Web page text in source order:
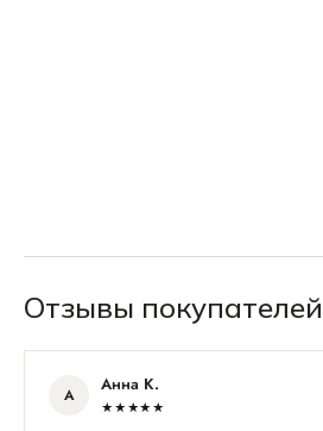
Отзывы покупателей
А Анна К.
★★★★★